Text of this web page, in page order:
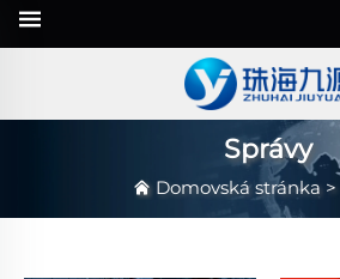
Správy
Domovská stránka